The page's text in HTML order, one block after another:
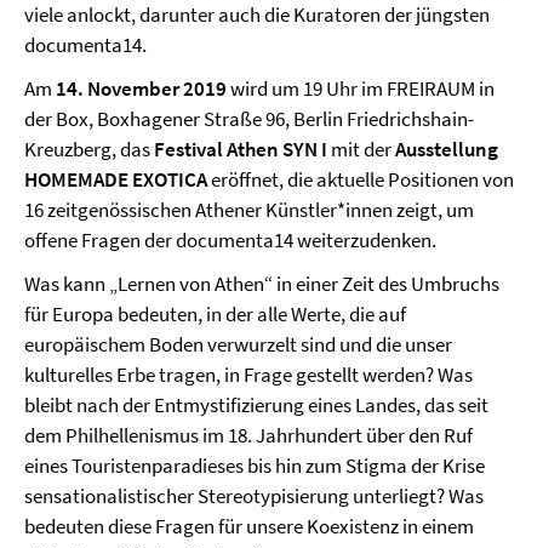
viele anlockt, darunter auch die Kuratoren der jüngsten
documenta14.
Am 14. November 2019wird um 19 Uhr im FREIRAUM in
der Box, Boxhagener Straße 96, Berlin Friedrichshain-
Kreuzberg, dasFestival Athen SYN I mit derAusstellung
HOMEMADE EXOTICAeröffnet, die aktuelle Positionen von
16 zeitgenössischen Athener Künstler*innen zeigt, um
offene Fragen der documenta14 weiterzudenken.
Was kann „Lernen von Athen“ in einer Zeit des Umbruchs
für Europa bedeuten, in der alle Werte, die auf
europäischem Boden verwurzelt sind und die unser
kulturelles Erbe tragen, in Frage gestellt werden? Was
bleibt nach der Entmystifizierung eines Landes, das seit
dem Philhellenismus im 18. Jahrhundert über den Ruf
eines Touristenparadieses bis hin zum Stigma der Krise
sensationalistischer Stereotypisierung unterliegt? Was
bedeuten diese Fragen für unsere Koexistenz in einem